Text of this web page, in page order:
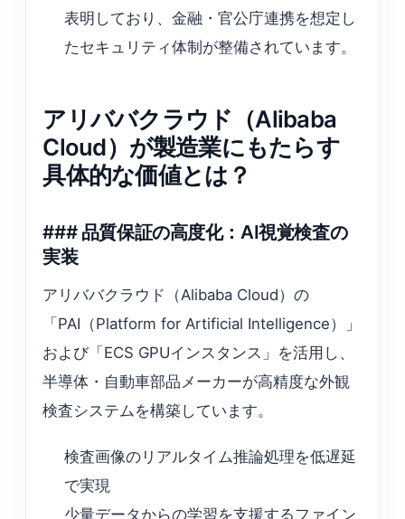
表明しており、金融・官公庁連携を想定し
たセキュリティ体制が整備されています。
アリババクラウド（Alibaba
Cloud）が製造業にもたらす
具体的な価値とは？
### 品質保証の高度化：AI視覚検査の
実装
アリババクラウド（Alibaba Cloud）の
「PAI（Platform for Artificial Intelligence）」
および「ECS GPUインスタンス」を活用し、
半導体・自動車部品メーカーが高精度な外観
検査システムを構築しています。
検査画像のリアルタイム推論処理を低遅延
で実現
少量データからの学習を支援するファイン